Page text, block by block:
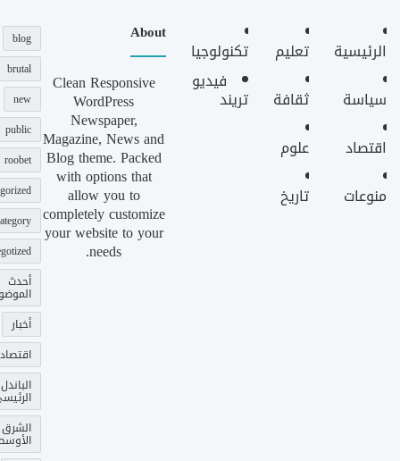
الرئيسية
سياسة
اقتصاد
منوعات
تعليم
ثقافة
علوم
تاريخ
تكنولوجيا
فيديو
تريند
About
Clean Responsive
WordPress
Newspaper,
Magazine, News and
Blog theme. Packed
with options that
allow you to
completely customize
your website to your
needs.
blog
brutal
new
public
roobet
أحدث
أخبار
اقتصاد
الباندل
الشرق